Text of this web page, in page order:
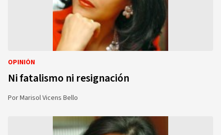
OPINIÓN
Ni fatalismo ni resignación
PorMarisol Vicens Bello